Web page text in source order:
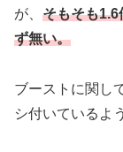
が、 そもそも1.6
ず無い。
ブーストに関し
シ付いているよ